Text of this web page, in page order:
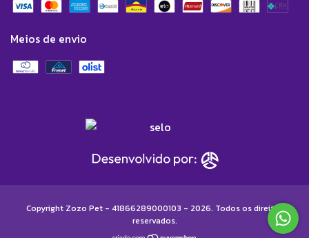
Meios de envio
Copyright Zozo Pet - 41866289000103 - 2026. Todos os direitos
reservados.